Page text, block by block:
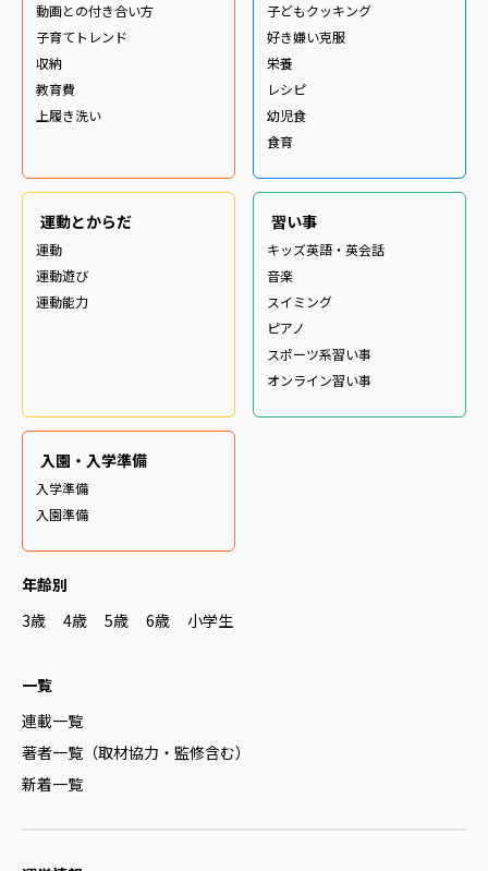
動画との付き合い方
子育てトレンド
収納
教育費
上履き洗い
子どもクッキング
好き嫌い克服
栄養
レシピ
幼児食
食育
運動とからだ
運動
運動遊び
運動能力
習い事
キッズ英語・英会話
音楽
スイミング
ピアノ
スポーツ系習い事
オンライン習い事
入園・入学準備
入学準備
入園準備
年齢別
3歳
4歳 5歳 6歳 小学生
一覧
連載一覧
著者一覧（取材協力・監修含む）
新着一覧